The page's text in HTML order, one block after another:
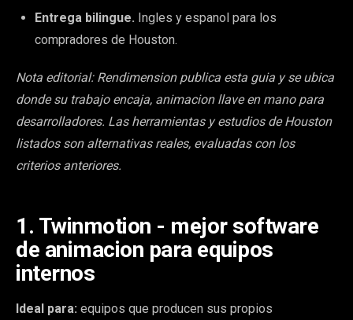
Entrega bilingue. Ingles y espanol para los
compradores de Houston.
Nota editorial: Rendimension publica esta guia y se ubica
donde su trabajo encaja, animacion llave en mano para
desarrolladores. Las herramientas y estudios de Houston
listados son alternativas reales, evaluadas con los
criterios anteriores.
1. Twinmotion - mejor software
de animacion para equipos
internos
Ideal para: equipos que producen sus propios